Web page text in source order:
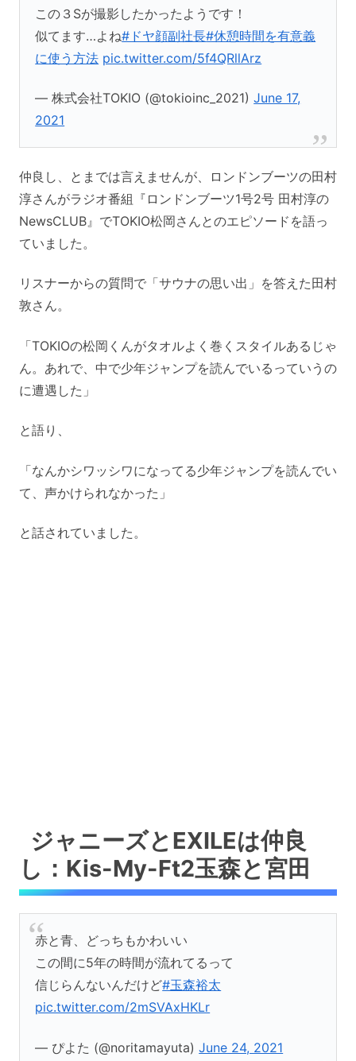
この３Sが撮影したかったようです！
似てます…よね#ドヤ顔副社長#休憩時間を有意義
に使う方法 pic.twitter.com/5f4QRllArz
— 株式会社TOKIO (@tokioinc_2021)June 17,
2021
仲良し、とまでは言えませんが、ロンドンブーツの田村
淳さんがラジオ番組『ロンドンブーツ1号2号 田村淳の
NewsCLUB』でTOKIO松岡さんとのエピソードを語っ
ていました。
リスナーからの質問で「サウナの思い出」を答えた田村
敦さん。
「TOKIOの松岡くんがタオルよく巻くスタイルあるじゃ
ん。あれで、中で少年ジャンプを読んでいるっていうの
に遭遇した」
と語り、
「なんかシワッシワになってる少年ジャンプを読んでい
て、声かけられなかった」
と話されていました。
ジャニーズとEXILEは仲良
し：Kis-My-Ft2玉森と宮田
赤と青、どっちもかわいい
この間に5年の時間が流れてるって
信じらんないんだけど#玉森裕太
pic.twitter.com/2mSVAxHKLr
— ぴよた (@noritamayuta)June 24, 2021